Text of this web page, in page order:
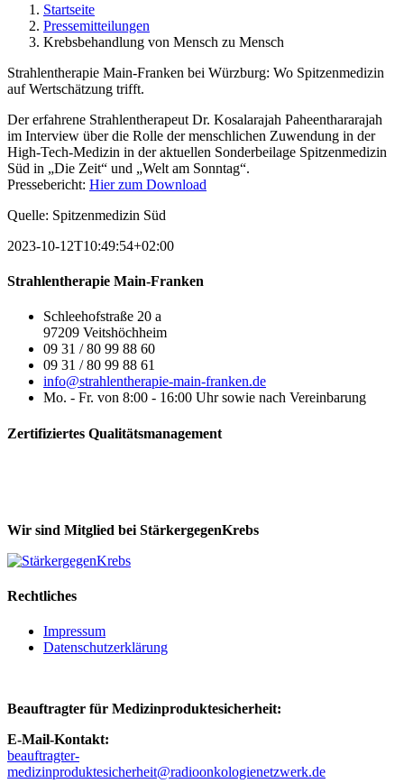
Startseite
Pressemitteilungen
Krebsbehandlung von Mensch zu Mensch
Strahlentherapie Main-Franken bei Würzburg: Wo Spitzenmedizin
auf Wertschätzung trifft.
Der erfahrene Strahlentherapeut Dr. Kosalarajah Paheenthararajah
im Interview über die Rolle der menschlichen Zuwendung in der
High-Tech-Medizin in der aktuellen Sonderbeilage Spitzenmedizin
Süd in „Die Zeit“ und „Welt am Sonntag“.
Pressebericht: Hier zum Download
Quelle: Spitzenmedizin Süd
2023-10-12T10:49:54+02:00
Strahlentherapie Main-Franken
Schleehofstraße 20 a
97209 Veitshöchheim
09 31 / 80 99 88 60
09 31 / 80 99 88 61
info@strahlentherapie-main-franken.de
Mo. - Fr. von 8:00 - 16:00 Uhr sowie nach Vereinbarung
Zertifiziertes Qualitätsmanagement
Wir sind Mitglied bei StärkergegenKrebs
Rechtliches
Impressum
Datenschutzerklärung
Beauftragter für Medizinproduktesicherheit:
E-Mail-Kontakt:
beauftragter-
medizinproduktesicherheit@radioonkologienetzwerk.de